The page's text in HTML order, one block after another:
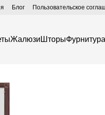
Блог Пользовательское
ЖалюзиШторыФурнитура